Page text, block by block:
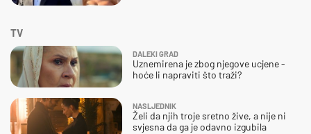
TV
DALEKI GRAD
Uznemirena je zbog njegove ucjene -
hoće li napraviti što traži?
NASLJEDNIK
Želi da njih troje sretno žive, a nije ni
svjesna da ga je odavno izgubila